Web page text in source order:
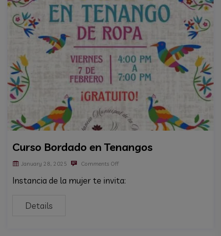
Curso Bordado en Tenangos
January 28, 2025 Comments Off
Instancia de la mujer te invita:
Details